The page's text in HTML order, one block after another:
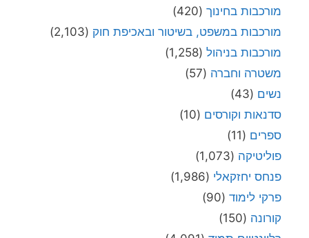
מורכבות בחינוך (420)
מורכבות במשפט, בשיטור ובאכיפת חוק (2,103)
מורכבות בניהול (1,258)
משטרה וחברה (57)
נשים (43)
סדנאות וקורסים (10)
ספרים (11)
פוליטיקה (1,073)
פנחס יחזקאלי (1,986)
פרקי לימוד (90)
קורונה (150)